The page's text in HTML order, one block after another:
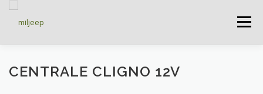
Menu
ACCUEIL ARTICLES PETITES ANNONCES
CENTRALE CLIGNO 12V